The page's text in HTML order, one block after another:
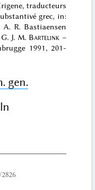
traducteurs
grec, in:
R. Bastiaensen
J. M. Bartelink –
1991, 201-
gen.